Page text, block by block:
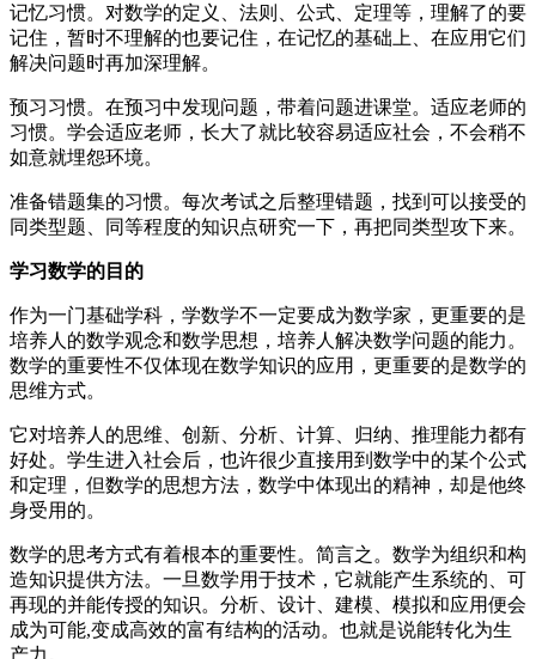
记忆习惯。对数学的定义、法则、公式、定理等，理解了的要
记住，暂时不理解的也要记住，在记忆的基础上、在应用它们
解决问题时再加深理解。
预习习惯。在预习中发现问题，带着问题进课堂。适应老师的
习惯。学会适应老师，长大了就比较容易适应社会，不会稍不
如意就埋怨环境。
准备错题集的习惯。每次考试之后整理错题，找到可以接受的
同类型题、同等程度的知识点研究一下，再把同类型攻下来。
学习数学的目的
作为一门基础学科，学数学不一定要成为数学家，更重要的是
培养人的数学观念和数学思想，培养人解决数学问题的能力。
数学的重要性不仅体现在数学知识的应用，更重要的是数学的
思维方式。
它对培养人的思维、创新、分析、计算、归纳、推理能力都有
好处。学生进入社会后，也许很少直接用到数学中的某个公式
和定理，但数学的思想方法，数学中体现出的精神，却是他终
身受用的。
数学的思考方式有着根本的重要性。简言之。数学为组织和构
造知识提供方法。一旦数学用于技术，它就能产生系统的、可
再现的并能传授的知识。分析、设计、建模、模拟和应用便会
成为可能,变成高效的富有结构的活动。也就是说能转化为生
产力。